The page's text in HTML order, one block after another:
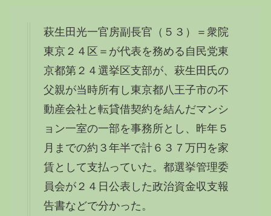
萩生田光一官房副長官（５３）＝衆院
東京２４区＝が代表を務める自民党東
京都第２４選挙区支部が、萩生田氏の
父親が当時所有し東京都八王子市の不
動産会社と転貸借契約を結んだマンシ
ョン一室の一部を事務所とし、昨年５
月までの約３年半で計６３７万円を家
賃として支払っていた。都選挙管理委
員会が２４日公表した政治資金収支報
告書などで分かった。